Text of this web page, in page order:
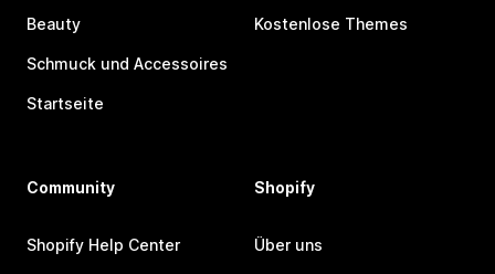
Beauty
Schmuck und Accessoires
Startseite
Kostenlose Themes
Community
Shopify Help Center
Shopify
Über uns